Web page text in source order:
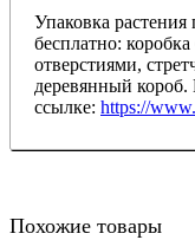
Упаковка растения
бесплатно:
отверстиями,
деревянный короб.
ссылке: https://
Похожие товары